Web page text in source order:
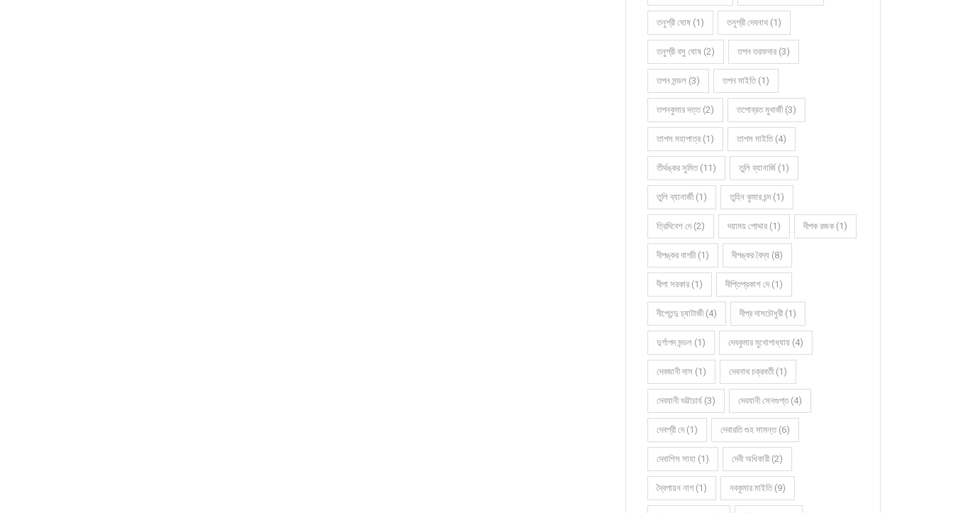
তনুশ্রী ঘোষ (1) তনুশ্রী দেবনাথ (1)
তনুশ্রী বসু ঘোষ (2) তপন তরফদার (3)
তপন মন্ডল (3) তপন মাইতি (1)
তপনকুমার দত্ত (2) তপোব্রত মুখার্জী (3)
তাপস মহাপাত্র (1) তাপস মাইতি (4)
তীর্থঙ্কর সুমিত (11) তুলি ব্যানার্জি (1)
তুলি ব্যানার্জী (1) তুহিন কুমার চন্দ (1)
ত্রিদিবেশ দে (2) দয়াময় পোদ্দার (1) দীপক রজক (1)
দীপঙ্কর বাগচী (1) দীপঙ্কর বৈদ্য (8)
দীপা সরকার (1) দীপ্তিপ্রকাশ দে (1)
দীপ্তেন্দু চ্যাটার্জী (4) দীপ্র দাসচৌধুরী (1)
দুর্গাপদ মন্ডল (1) দেবকুমার মুখোপাধ্যায় (4)
দেবজানী দাস (1) দেবনাথ চক্রবর্তী (1)
দেবযানী ভট্টাচার্য (3) দেবযানী সেনগুপ্ত (4)
দেবশ্রী দে (1) দেবারতি গুহ সামন্ত (6)
দেবাশিস সাহা (1) দেবী অধিকারী (2)
দ্বৈপায়ন নাগ (1) নবকুমার মাইতি (9)